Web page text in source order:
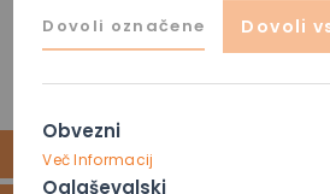
Obvezni
Več Informacij
Oglaševalski
Dovoli označene Dovoli